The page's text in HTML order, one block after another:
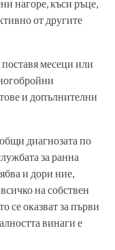
нагоре, къси ръце,
от другите
месеци или
и допълнителни
диагнозата по
за ранна
и дори ние,
на собствен
се оказват за първи
винаги е